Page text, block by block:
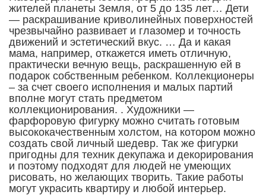
жителей планеты Земля, от 5 до 135 лет… Дети
— раскрашивание криволинейных поверхностей
чрезвычайно развивает и глазомер и точность
движений и эстетический вкус. … Да и какая
мама, например, откажется иметь отличную,
практически вечную вещь, раскрашенную ей в
подарок собственным ребенком. Коллекционеры
– за счет своего исполнения и малых партий
вполне могут стать предметом
коллекционирования. . Художники —
фарфоровую фигурку можно считать готовым
высококачественным холстом, на котором можно
создать свой личный шедевр. Так же фигурки
пригодны для техник декупажа и декорирования
и поэтому подходят для людей не умеющих
рисовать, но желающих творить. Такие работы
могут украсить квартиру и любой интерьер.